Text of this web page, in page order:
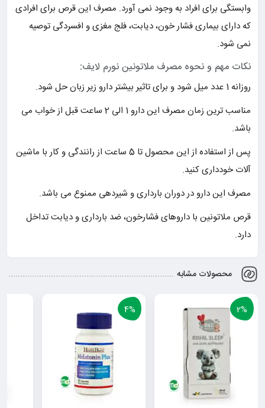
وابستگی برای افراد به وجود نمی آورد. مصرف این قرص برای افرادی
که دارای بیماری فشار خون، دیابت، فلج مغزی و افسردگی توصیه
نمی شود.
نکات مهم و نحوه مصرف ملاتونین نورم لایف:
روزانه 1 عدد میل شود و برای تاثیر بیشتر دارو زیر زبان حل شود.
مناسب ترین زمان مصرف این دارو 1 الی 2 ساعت قبل از خواب می
باشد.
پس از استفاده از این محصول تا 5 ساعت از رانندگی و کار با ماشین
آلات خودداری کنید.
مصرف این دارو در دوران بارداری و شیردهی ممنوع می باشد.
قرص ملاتونین با داروهای فشارخون، ضد بارداری و دیابت تداخل
دارد.
محصولات مشابه
2%
4%